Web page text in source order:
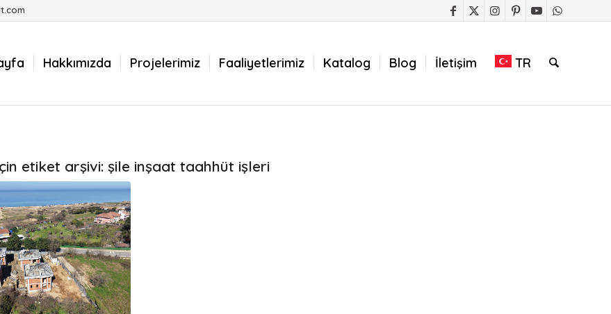
Hakkımızda Projelerimiz Faaliyetlerimiz Katalog Blog İletişim TR
etiket arşivi: şile inşaat taahhüt işleri